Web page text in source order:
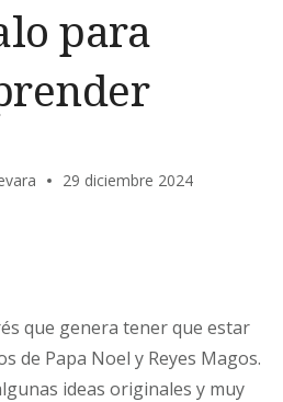
para
29 diciembre 2024
que genera tener que estar
de Papa Noel y Reyes Magos.
ideas originales y muy